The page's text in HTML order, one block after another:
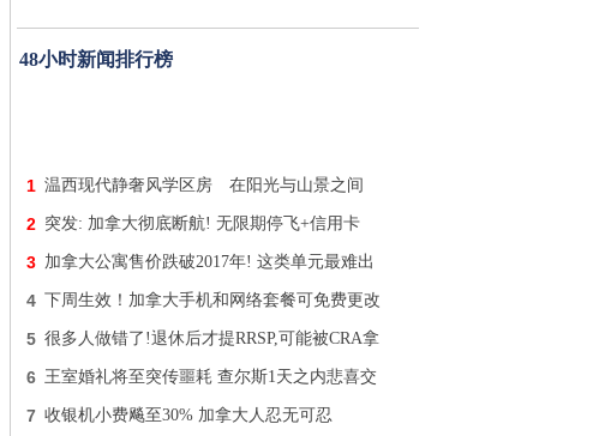
48小时新闻排行榜
1 温西现代静奢风学区房 在阳光与山景之间
2 突发: 加拿大彻底断航! 无限期停飞+信用卡
3 加拿大公寓售价跌破2017年! 这类单元最难出
4 下周生效！加拿大手机和网络套餐可免费更改
5 很多人做错了!退休后才提RRSP,可能被CRA拿
6 王室婚礼将至突传噩耗 查尔斯1天之内悲喜交
7 收银机小费飚至30% 加拿大人忍无可忍